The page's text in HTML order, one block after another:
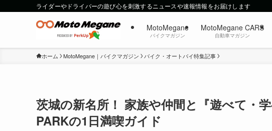
ライダーやドライバーの遊び心を刺激するニュースや速報情報をお届けします
MotoMegane
バイクマガジン
MotoMegane CARS
自動車マガジン
ホーム MotoMegane｜バイクマガジン バイク・オートバイ特集記事
茨城の新名所！ 家族や仲間と『遊べて・
PARKの1日満喫ガイド